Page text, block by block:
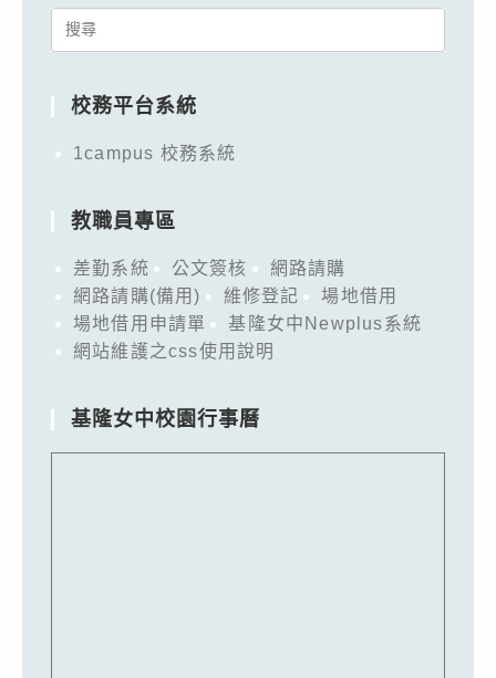
Search
校務平台系統
1campus 校務系統
教職員專區
差勤系統 公文簽核
網路請購
網路請購(備用)
維修登記
場地借用
場地借用申請單
基隆女中Newplus系統
網站維護之css使用說明
基隆女中校園行事曆